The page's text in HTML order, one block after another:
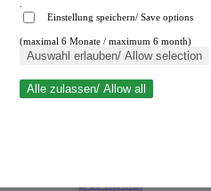
Suche schließen
Einstellung speichern/ Save options
(maximal 6 Monate / maximum 6 month)
Auswahl erlauben/ Allow selection
Alle zulassen/ Allow all